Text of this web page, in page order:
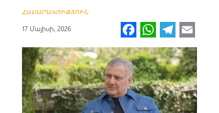
ՀԱՍԱՐԱԿՈՒԹՅՈՒՆ
17 Մայիսի, 2026 Fa
ce
b
o
o
k
W
h
at
s
A
p
Te
le
gr
a
m
m
ail